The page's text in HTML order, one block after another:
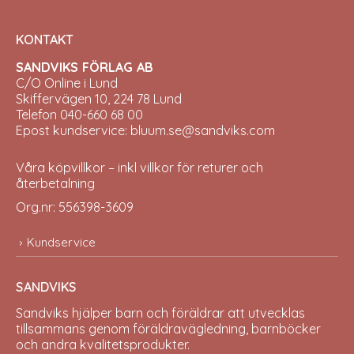
KONTAKT
SANDVIKS FÖRLAG AB
C/O Online i Lund
Skiffervägen 10, 224 78 Lund
Telefon 040-660 68 00
Epost kundservice: bluum.se@sandviks.com
Våra köpvillkor – inkl villkor för returer och
återbetalning
Org.nr: 556398-3609
Kundservice
SANDVIKS
Sandviks hjälper barn och föräldrar att utvecklas
tillsammans genom föräldravägledning, barnböcker
och andra kvalitetsprodukter.